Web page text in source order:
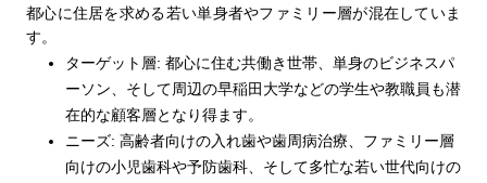
都心に住居を求める若い単身者やファミリー層が混在していま
す。
ターゲット層: 都心に住む共働き世帯、単身のビジネスパ
ーソン、そして周辺の早稲田大学などの学生や教職員も潜
在的な顧客層となり得ます。
ニーズ: 高齢者向けの入れ歯や歯周病治療、ファミリー層
向けの小児歯科や予防歯科、そして多忙な若い世代向けの